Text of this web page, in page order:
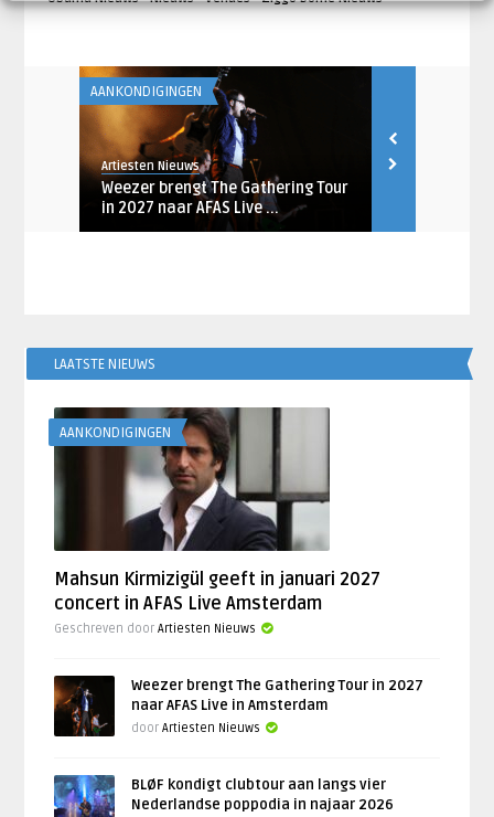
AANKONDIGINGEN
Artiesten Nieuws
Weezer brengt The Gathering Tour
in 2027 naar AFAS Live ...
LAATSTE NIEUWS
AANKONDIGINGEN
Mahsun Kirmizigül geeft in januari 2027
concert in AFAS Live Amsterdam
Geschreven doorArtiesten Nieuws
Weezer brengt The Gathering Tour in 2027
naar AFAS Live in Amsterdam
doorArtiesten Nieuws
BLØF kondigt clubtour aan langs vier
Nederlandse poppodia in najaar 2026